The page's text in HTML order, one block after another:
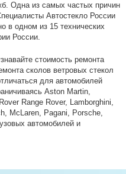
Одна из самых частых причин
Автостекло России
в одном из 15 технических
России.
стоимость ремонта
сколов ветровых стекол
для автомобилей
Aston Martin,
Range Rover, Lamborghini,
McLaren, Pagani, Porsche,
автомобилей и